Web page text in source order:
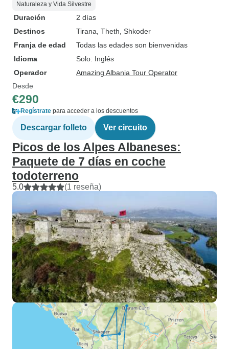
Naturaleza y Vida Silvestre
Duración
2 días
Destinos
Tirana , Theth , Shkoder
Franja de edad
Todas las edades son bienvenidas
Idioma
Solo: Inglés
Operador
Amazing Albania Tour Operator
Desde
€290
Regístrate para acceder a los descuentos
Descargar folleto Ver circuito
Picos de los Alpes Albaneses:
Paquete de 7 días en coche
todoterreno
5.0 (1 reseña)